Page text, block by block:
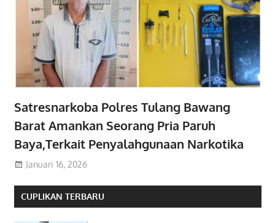
Satresnarkoba Polres Tulang Bawang
Barat Amankan Seorang Pria Paruh
Baya,Terkait Penyalahgunaan Narkotika
Januari 16, 2026
CUPLIKAN TERBARU